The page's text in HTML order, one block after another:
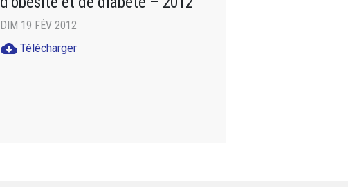
DIM 19 FÉV 2012
cloud_download Télécharger